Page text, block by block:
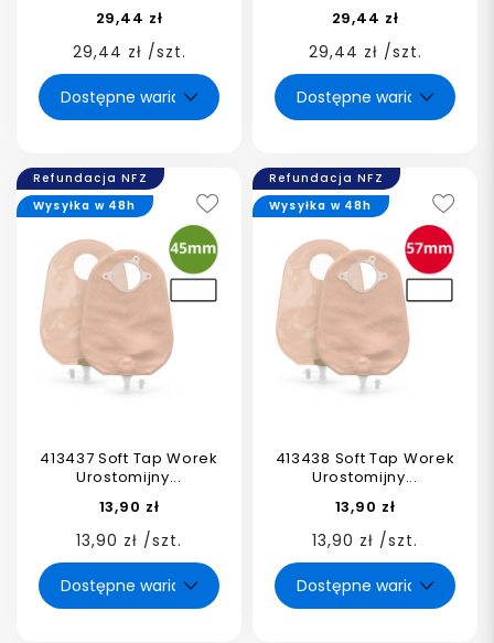
29,44 zł
29,44 zł /szt.
29,44 zł
29,44 zł /szt.
Refundacja NFZ
413437 Soft Tap Worek
Urostomijny...
13,90 zł
13,90 zł /szt.
Wysyłka w 48h
Refundacja NFZ
413438 Soft Tap Worek
Urostomijny...
13,90 zł
13,90 zł /szt.
Wysyłka w 48h